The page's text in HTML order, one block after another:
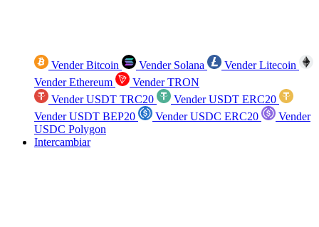
Vender Bitcoin Vender Solana
Vender Litecoin
Vender Ethereum
Vender TRON
Vender USDT TRC20
Vender USDT ERC20
Vender USDT BEP20
Vender USDC ERC20
Vender
USDC Polygon
Intercambiar